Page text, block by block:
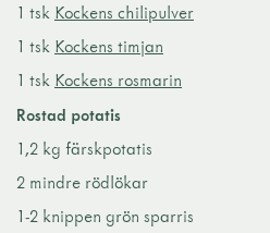
1 tsk Kockens chilipulver
1 tsk Kockens timjan
1 tsk Kockens rosmarin
Rostad potatis
1,2 kg färskpotatis
2 mindre rödlökar
1-2 knippen grön sparris